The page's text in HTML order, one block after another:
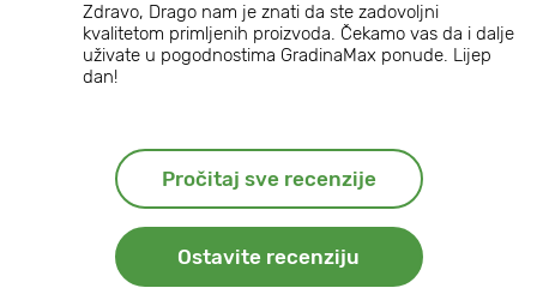
Zdravo, Drago nam je znati da ste zadovoljni
kvalitetom primljenih proizvoda. Čekamo vas da i dalje
uživate u pogodnostima GradinaMax ponude. Lijep
dan!
Pročitaj sve recenzije
Ostavite recenziju